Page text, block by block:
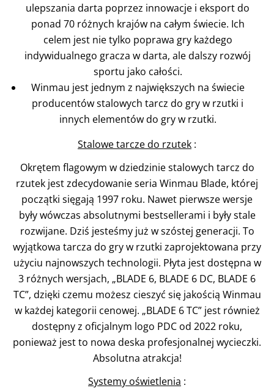
ulepszania darta poprzez innowacje i eksport do
ponad 70 różnych krajów na całym świecie. Ich
celem jest nie tylko poprawa gry każdego
indywidualnego gracza w darta, ale dalszy rozwój
sportu jako całości.
Winmau jest jednym z największych na świecie
producentów stalowych tarcz do gry w rzutki i
innych elementów do gry w rzutki.
Stalowe tarcze do rzutek :
Okrętem flagowym w dziedzinie stalowych tarcz do
rzutek jest zdecydowanie seria Winmau Blade, której
początki sięgają 1997 roku. Nawet pierwsze wersje
były wówczas absolutnymi bestsellerami i były stale
rozwijane. Dziś jesteśmy już w szóstej generacji. To
wyjątkowa tarcza do gry w rzutki zaprojektowana przy
użyciu najnowszych technologii. Płyta jest dostępna w
3 różnych wersjach, „BLADE 6, BLADE 6 DC, BLADE 6
TC”, dzięki czemu możesz cieszyć się jakością Winmau
w każdej kategorii cenowej. „BLADE 6 TC” jest również
dostępny z oficjalnym logo PDC od 2022 roku,
ponieważ jest to nowa deska profesjonalnej wycieczki.
Absolutna atrakcja!
Systemy oświetlenia :